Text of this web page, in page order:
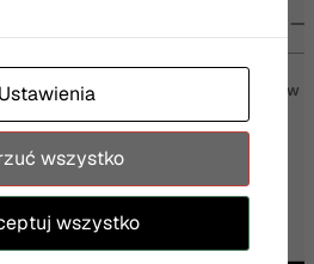
wiadomości od Teatru Jaracza w
Ustawienia
wszystko
wszystko